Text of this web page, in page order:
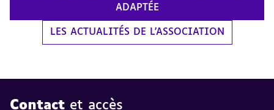
ADAPTÉE
LES ACTUALITÉS DE L'ASSOCIATION
Contact et accès